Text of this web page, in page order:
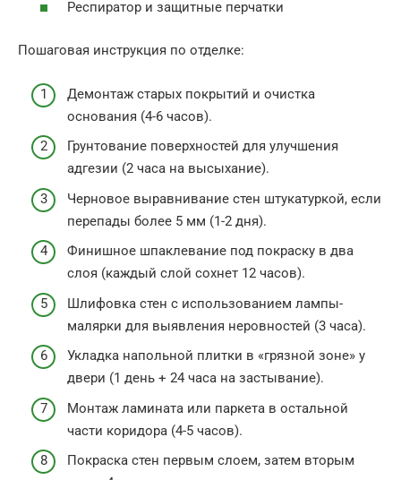
Респиратор и защитные перчатки
Пошаговая инструкция по отделке:
Демонтаж старых покрытий и очистка
основания (4-6 часов).
Грунтование поверхностей для улучшения
адгезии (2 часа на высыхание).
Черновое выравнивание стен штукатуркой, если
перепады более 5 мм (1-2 дня).
Финишное шпаклевание под покраску в два
слоя (каждый слой сохнет 12 часов).
Шлифовка стен с использованием лампы-
малярки для выявления неровностей (3 часа).
Укладка напольной плитки в «грязной зоне» у
двери (1 день + 24 часа на застывание).
Монтаж ламината или паркета в остальной
части коридора (4-5 часов).
Покраска стен первым слоем, затем вторым